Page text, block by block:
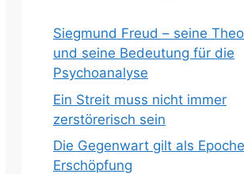
Siegmund Freud – seine
und seine Bedeutung für die
Psychoanalyse
Ein Streit muss nicht immer
zerstörerisch sein
Die Gegenwart gilt als
Erschöpfung